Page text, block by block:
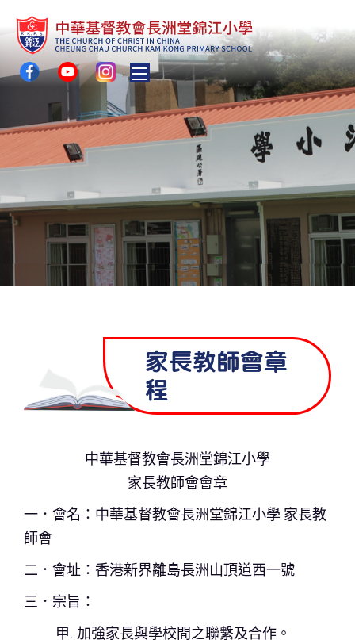
Toggle main menu visibility
家長教師會章
程
中華基督教會長洲堂錦江小學
家長教師會會章
一．會名：中華基督教會長洲堂錦江小學 家長教
師會
二．會址：香港新界離島長洲山頂道西一號
三．宗旨：
甲. 加強家長與學校間之聯繫及合作。